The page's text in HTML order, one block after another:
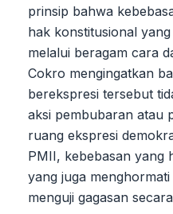
prinsip bahwa
hak konstitusional
melalui beragam cara
Cokro mengingatkan
berekspresi tersebut
aksi pembubaran atau
ruang ekspresi
PMII, kebebasan yang
yang juga
menguji gagasan